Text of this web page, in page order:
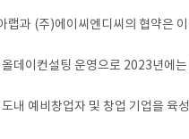
랩과 (주)에이씨엔디씨의 협약은
데이컨설팅 운영으로 2023년에
내 예비창업자 및 창업 기업을 육